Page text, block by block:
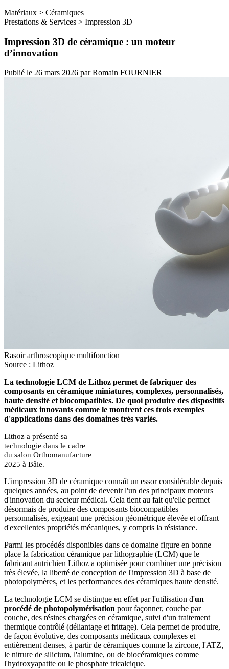
Matériaux > Céramiques
Prestations & Services > Impression 3D
Impression 3D de céramique : un moteur
d’innovation
Publié le 26 mars 2026 parRomain FOURNIER
Rasoir arthroscopique multifonction
Source : Lithoz
La technologie LCM de Lithoz permet de fabriquer des
composants en céramique miniatures, complexes, personnalisés,
haute densité et biocompatibles. De quoi produire des dispositifs
médicaux innovants comme le montrent ces trois exemples
d'applications dans des domaines très variés.
Lithoz a présenté sa
technologie dans le cadre
du salon Orthomanufacture
2025 à Bâle.
L'impression 3D de céramique connaît un essor considérable depuis
quelques années, au point de devenir l'un des principaux moteurs
d'innovation du secteur médical. Cela tient au fait qu'elle permet
désormais de produire des composants biocompatibles
personnalisés, exigeant une précision géométrique élevée et offrant
d'excellentes propriétés mécaniques, y compris la résistance.
Parmi les procédés disponibles dans ce domaine figure en bonne
place la fabrication céramique par lithographie (LCM) que le
fabricant autrichien Lithoz a optimisée pour combiner une précision
très élevée, la liberté de conception de l'impression 3D à base de
photopolymères, et les performances des céramiques haute densité.
La technologie LCM se distingue en effet par l'utilisation d'un
procédé de photopolymérisation pour façonner, couche par
couche, des résines chargées en céramique, suivi d'un traitement
thermique contrôlé (déliantage et frittage). Cela permet de produire,
de façon évolutive, des composants médicaux complexes et
entièrement denses, à partir de céramiques comme la zircone, l'ATZ,
le nitrure de silicium, l'alumine, ou de biocéramiques comme
l'hydroxyapatite ou le phosphate tricalcique.